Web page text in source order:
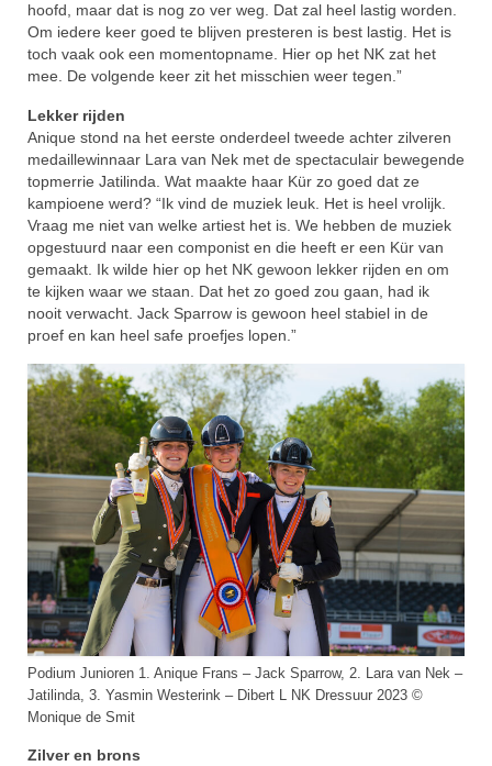
hoofd, maar dat is nog zo ver weg. Dat zal heel lastig worden.
Om iedere keer goed te blijven presteren is best lastig. Het is
toch vaak ook een momentopname. Hier op het NK zat het
mee. De volgende keer zit het misschien weer tegen.”
Lekker rijden
Anique stond na het eerste onderdeel tweede achter zilveren
medaillewinnaar Lara van Nek met de spectaculair bewegende
topmerrie Jatilinda. Wat maakte haar Kür zo goed dat ze
kampioene werd? “Ik vind de muziek leuk. Het is heel vrolijk.
Vraag me niet van welke artiest het is. We hebben de muziek
opgestuurd naar een componist en die heeft er een Kür van
gemaakt. Ik wilde hier op het NK gewoon lekker rijden en om
te kijken waar we staan. Dat het zo goed zou gaan, had ik
nooit verwacht. Jack Sparrow is gewoon heel stabiel in de
proef en kan heel safe proefjes lopen.”
Podium Junioren 1. Anique Frans – Jack Sparrow, 2. Lara van Nek –
Jatilinda, 3. Yasmin Westerink – Dibert L NK Dressuur 2023 ©
Monique de Smit
Zilver en brons